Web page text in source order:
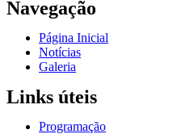
Navegação
Página Inicial
Notícias
Galeria
Links úteis
Programação